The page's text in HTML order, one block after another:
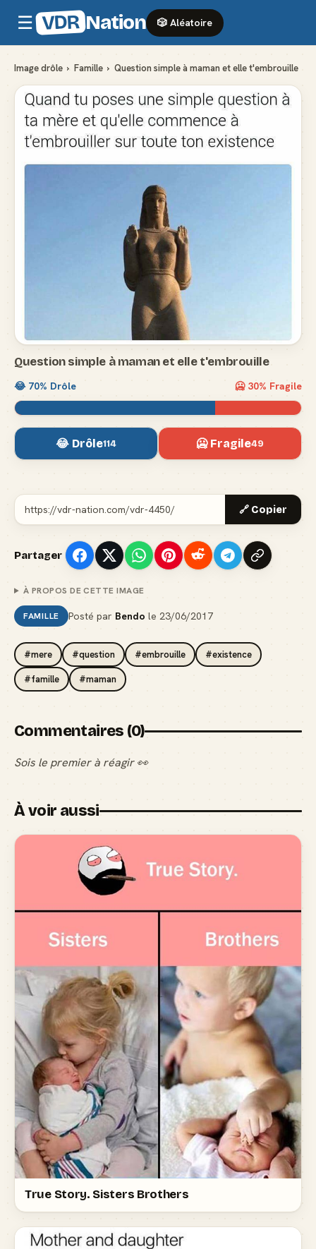
☰ VDR Nation 🎲 Aléatoire
Image drôle › Famille › Question simple à maman et elle t'embrouille
Question simple à maman et elle t'embrouille
😂 70% Drôle 🥶 30% Fragile
😂 Drôle114 🥶 Fragile49
🔗 Copier
Partager
À PROPOS DE CETTE IMAGE
FAMILLE Posté par Bendo le 23/06/2017
#mere #question #embrouille #existence
#famille #maman
Commentaires (0)
Sois le premier à réagir 👀
À voir aussi
True Story. Sisters Brothers